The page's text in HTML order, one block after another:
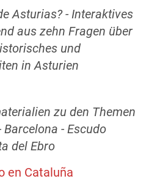
Asturias? - Interaktives
aus zehn Fragen über
und
in Asturien
zu den Themen
- Escudo
del Ebro
en Cataluña